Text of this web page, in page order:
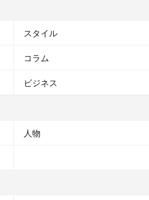
スタイル
コラム
ビジネス
人物